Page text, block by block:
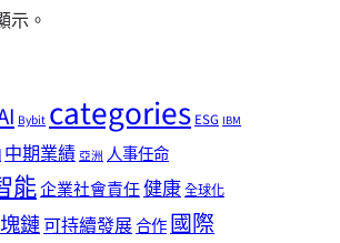
示。
Bybitcategories ESG IBM
中期業績 亞洲 人事任命
能企業社會責任健康全球化
鏈可持續發展合作國際